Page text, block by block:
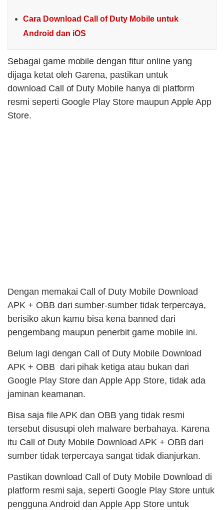
Cara Download Call of Duty Mobile untuk
Android dan iOS
Sebagai game mobile dengan fitur online yang
dijaga ketat oleh Garena, pastikan untuk
download Call of Duty Mobile hanya di platform
resmi seperti Google Play Store maupun Apple App
Store.
Dengan memakai Call of Duty Mobile Download
APK + OBB dari sumber-sumber tidak terpercaya,
berisiko akun kamu bisa kena banned dari
pengembang maupun penerbit game mobile ini.
Belum lagi dengan Call of Duty Mobile Download
APK + OBB dari pihak ketiga atau bukan dari
Google Play Store dan Apple App Store, tidak ada
jaminan keamanan.
Bisa saja file APK dan OBB yang tidak resmi
tersebut disusupi oleh malware berbahaya. Karena
itu Call of Duty Mobile Download APK + OBB dari
sumber tidak terpercaya sangat tidak dianjurkan.
Pastikan download Call of Duty Mobile Download di
platform resmi saja, seperti Google Play Store untuk
pengguna Android dan Apple App Store untuk